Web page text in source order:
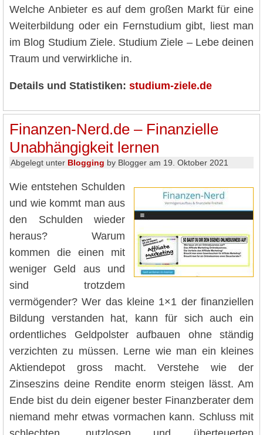
Welche Anbieter es auf dem großen Markt für eine
Weiterbildung oder ein Fernstudium gibt, liest man
im Blog Studium Ziele. Studium Ziele – Lebe deinen
Traum und verwirkliche in.
Details und Statistiken: studium-ziele.de
Finanzen-Nerd.de – Finanzielle
Unabhängigkeit lernen
Abgelegt unter Blogging by Blogger am 19. Oktober 2021
Wie entstehen Schulden
und wie kommt man aus
den Schulden wieder
heraus? Warum
kommen die einen mit
weniger Geld aus und
sind trotzdem
vermögender? Wer das kleine 1×1 der finanziellen
Bildung verstanden hat, kann für sich auch ein
ordentliches Geldpolster aufbauen ohne ständig
verzichten zu müssen. Lerne wie man ein kleines
Aktiendepot gross macht. Verstehe wie der
Zinseszins deine Rendite enorm steigen lässt. Am
Ende bist du dein eigener bester Finanzberater dem
niemand mehr etwas vormachen kann. Schluss mit